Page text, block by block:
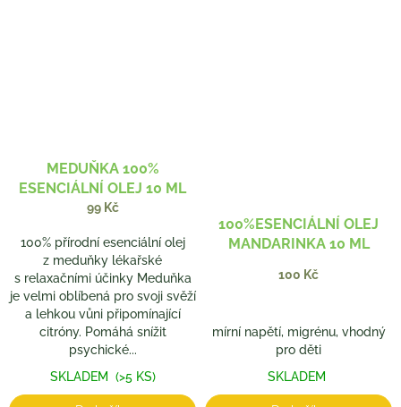
MEDUŇKA 100%
ESENCIÁLNÍ OLEJ 10 ML
99 Kč
100% přírodní esenciální olej
z meduňky lékařské
s relaxačními účinky Meduňka
je velmi oblíbená pro svoji svěží
a lehkou vůni připomínající
citróny. Pomáhá snížit
psychické...
SKLADEM (>5 KS)
100%ESENCIÁLNÍ OLEJ
MANDARINKA 10 ML
100 Kč
mírní napětí, migrénu, vhodný
pro děti
SKLADEM